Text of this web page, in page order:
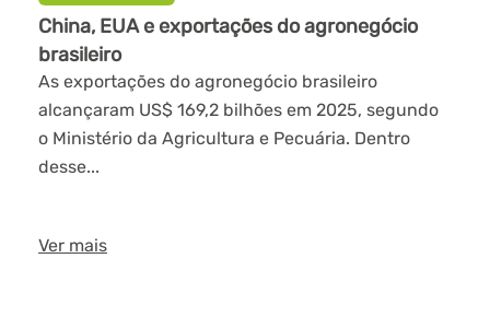
China, EUA e exportações do agronegócio
brasileiro
As exportações do agronegócio brasileiro
alcançaram US$ 169,2 bilhões em 2025, segundo
o Ministério da Agricultura e Pecuária. Dentro
desse...
Ver mais